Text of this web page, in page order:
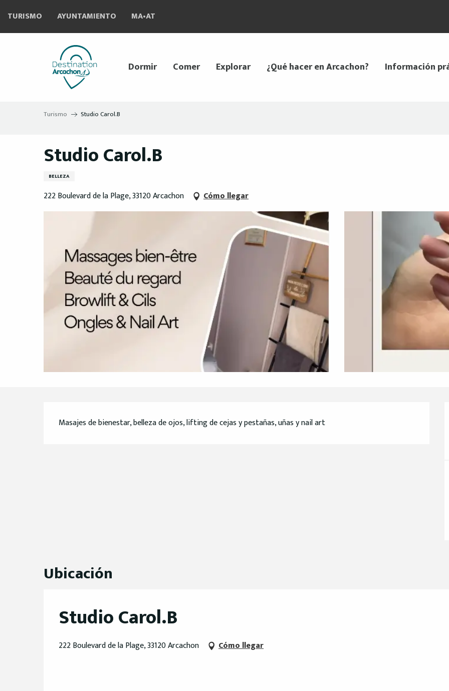
contenu
TURISMO AYUNTAMIENTO MA•AT
Dormir Comer Explorar ¿Qué hacer en Arcachon? Información
Turismo Studio Carol.B
Studio Carol.B
BELLEZA
222 Boulevard de la Plage, 33120 Arcachon Cómo llegar
Descripción
Masajes de bienestar, belleza de ojos, lifting de cejas y pestañas, uñas y nail art
Ubicación
Studio Carol.B
222 Boulevard de la Plage, 33120 Arcachon Cómo llegar